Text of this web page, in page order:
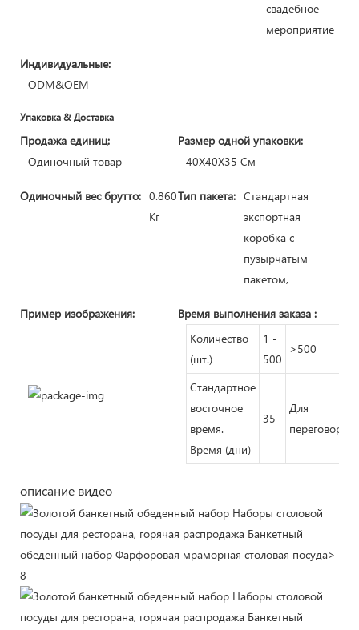
свадебное
мероприятие
Индивидуальные:
ODM&OEM
Упаковка & Доставка
Продажа единиц:
Одиночный товар
Размер одной упаковки:
40X40X35 См
Одиночный вес брутто: 0.860
Кг
Тип пакета: Стандартная
экспортная
коробка с
пузырчатым
пакетом,
Пример изображения: Время выполнения заказа :
Количество
(шт.)
1 -
500
>500
Стандартное
восточное
время.
Время (дни)
35
Для
переговоров
описание видео